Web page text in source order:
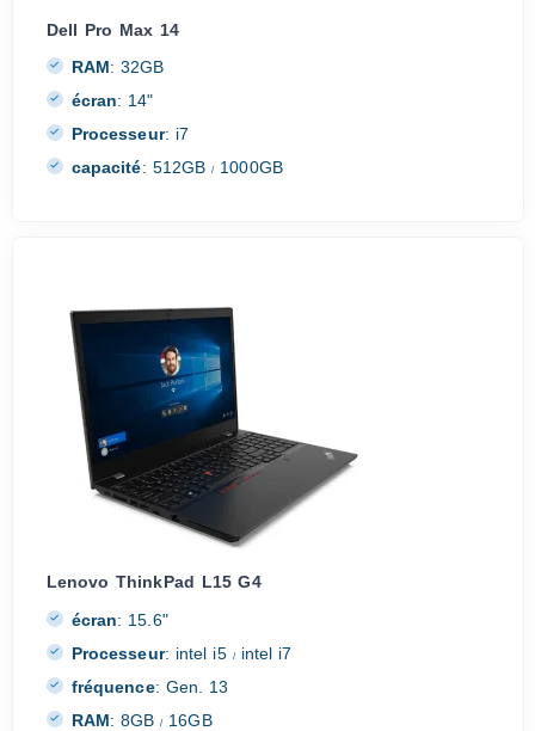
Dell Pro Max 14
RAM: 32GB
écran: 14"
Processeur: i7
capacité: 512GB/ 1000GB
Lenovo ThinkPad L15 G4
écran: 15.6"
Processeur: intel i5 /intel i7
fréquence: Gen. 13
RAM: 8GB/ 16GB